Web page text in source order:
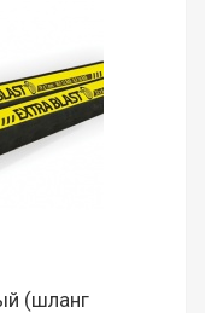
(шланг